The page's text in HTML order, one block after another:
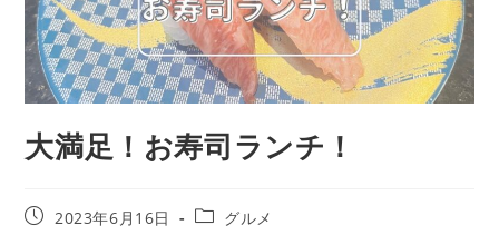
大満足！お寿司ランチ！
2023年6月16日 グルメ